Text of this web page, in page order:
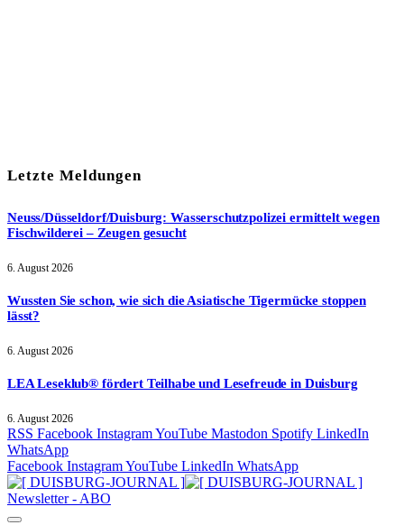
Letzte Meldungen
Neuss/Düsseldorf/Duisburg: Wasserschutzpolizei ermittelt wegen
Fischwilderei – Zeugen gesucht
6. August 2026
Wussten Sie schon, wie sich die Asiatische Tigermücke stoppen
lässt?
6. August 2026
LEA Leseklub® fördert Teilhabe und Lesefreude in Duisburg
6. August 2026
RSS Facebook InstagramYouTube Mastodon Spotify LinkedIn
WhatsApp
Facebook InstagramYouTube LinkedIn WhatsApp
Newsletter - ABO